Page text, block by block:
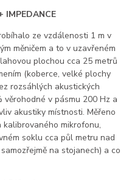
IMPEDANCE
ze vzdálenosti 1 m v
měničem a to v uzavřeném
plochou cca 25 metrů
(koberce, velké plochy
rozsáhlých akustických
v pásmu 200 Hz a
akustiky místnosti. Měřeno
mikrofonu,
soklu cca půl metru nad
na stojanech) a co